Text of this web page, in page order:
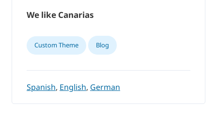
We like Canarias
Custom Theme Blog
Spanish, English, German